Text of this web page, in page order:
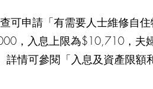
申請「有需要人士維修自住
，入息上限為$10,710，夫
情可參閱「入息及資產限額